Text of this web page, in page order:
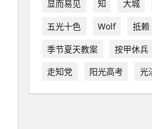
显而易见
知 大城
五光十色
Wolf 抵赖
季节夏天教案
按甲休兵
走知党
阳光高考 光